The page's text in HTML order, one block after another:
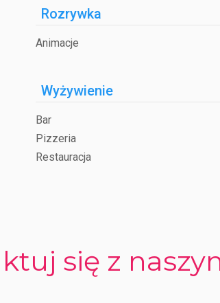
Rozrywka
Animacje
Wyżywienie
Bar
Pizzeria
Restauracja
się z